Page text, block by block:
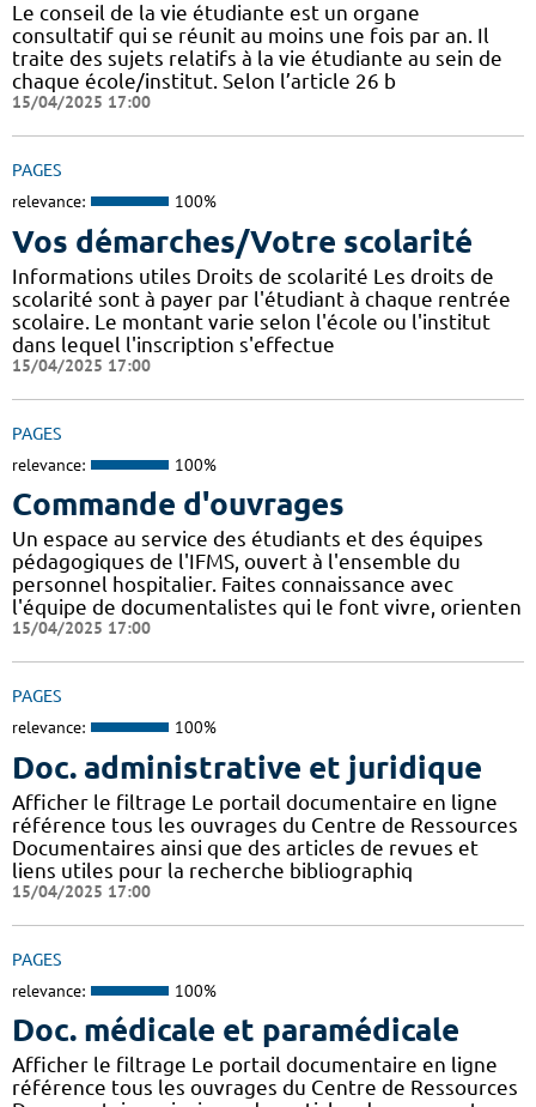
Le conseil de la vie étudiante est un organe
consultatif qui se réunit au moins une fois par an. Il
traite des sujets relatifs à la vie étudiante au sein de
chaque école/institut. Selon l’article 26 b
15/04/2025 17:00
PAGES
relevance: 100%
Vos démarches/Votre scolarité
Informations utiles Droits de scolarité Les droits de
scolarité sont à payer par l'étudiant à chaque rentrée
scolaire. Le montant varie selon l'école ou l'institut
dans lequel l'inscription s'effectue
15/04/2025 17:00
PAGES
relevance: 100%
Commande d'ouvrages
Un espace au service des étudiants et des équipes
pédagogiques de l'IFMS, ouvert à l'ensemble du
personnel hospitalier. Faites connaissance avec
l'équipe de documentalistes qui le font vivre, orienten
15/04/2025 17:00
PAGES
relevance: 100%
Doc. administrative et juridique
Afficher le filtrage Le portail documentaire en ligne
référence tous les ouvrages du Centre de Ressources
Documentaires ainsi que des articles de revues et
liens utiles pour la recherche bibliographiq
15/04/2025 17:00
PAGES
relevance: 100%
Doc. médicale et paramédicale
Afficher le filtrage Le portail documentaire en ligne
référence tous les ouvrages du Centre de Ressources